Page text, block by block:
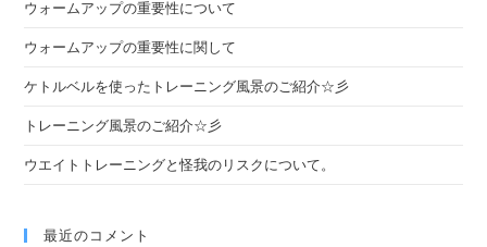
ウォームアップの重要性について
ウォームアップの重要性に関して
ケトルベルを使ったトレーニング風景のご紹介☆彡
トレーニング風景のご紹介☆彡
ウエイトトレーニングと怪我のリスクについて。
最近のコメント